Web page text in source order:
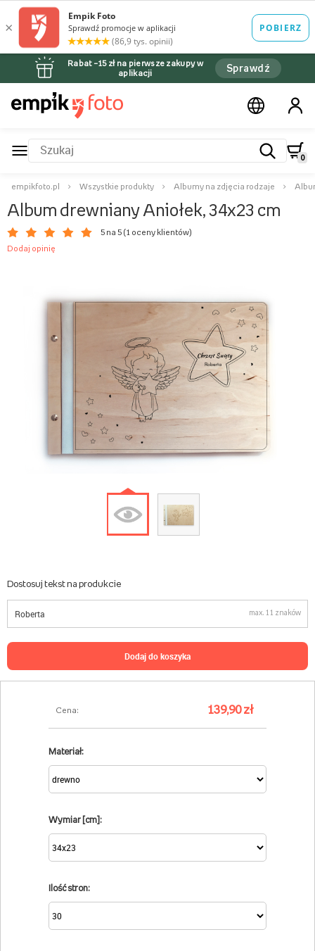
Rabat –15 zł na pierwsze zakupy w
aplikacji
Sprawdź
0
empikfoto.pl Wszystkie produkty Albumy na zdjęcia rodzaje
Album drewniany Aniołek, 34x23 cm
5 na 5 (1 oceny klientów)
Dodaj opinię
Chrzest Święty
Roberta
Cena: 139,90 zł
Materiał:
Wymiar [cm]:
Ilość stron:
Dostosuj tekst na produkcie
max. 11 znaków
dodaj do koszyka